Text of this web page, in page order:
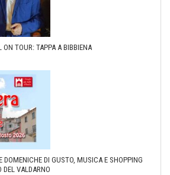
TOUR: TAPPA A BIBBIENA
DOMENICHE DI GUSTO, MUSICA E SHOPPING
DEL VALDARNO